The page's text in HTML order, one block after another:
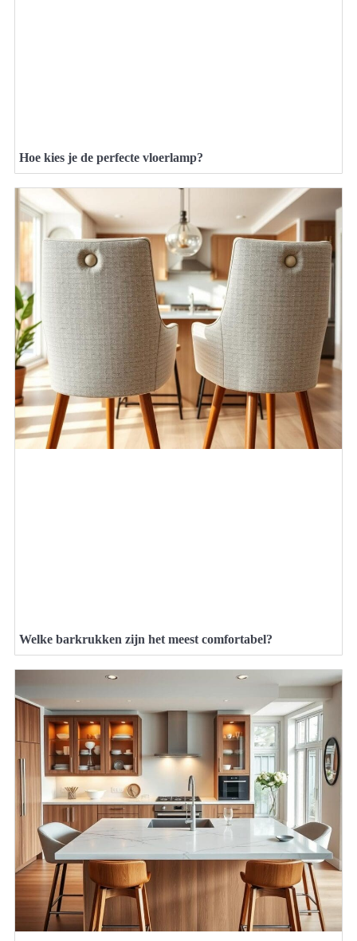
Hoe kies je de perfecte vloerlamp?
Welke barkrukken zijn het meest comfortabel?